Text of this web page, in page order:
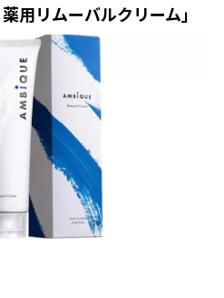
用リムーバルクリーム」